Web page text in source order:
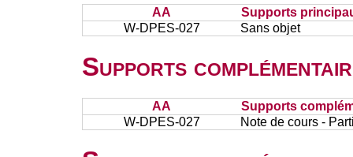
AA
Supports
W-DPES-027
Sans objet
Supports
AA
Supports
W-DPES-027
Note de cours -